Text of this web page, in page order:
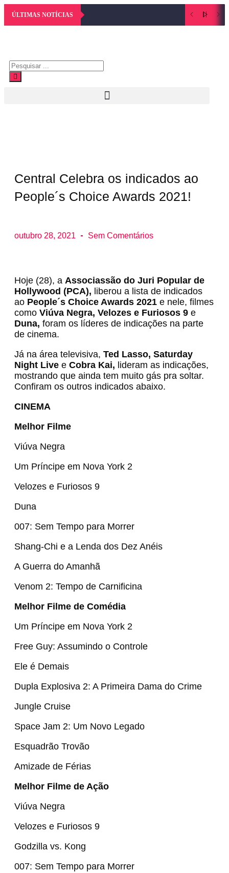
ÚLTIMAS NOTÍCIAS
Central Celebra os indicados ao
People´s Choice Awards 2021!
outubro 28, 2021 Sem Comentários
Hoje (28), a Associassão do Juri Popular de
Hollywood (PCA), liberou a lista de indicados
ao People´s Choice Awards 2021 e nele, filmes
como Viúva Negra, Velozes e Furiosos 9 e
Duna, foram os líderes de indicações na parte
de cinema.
Já na área televisiva, Ted Lasso, Saturday
Night Live e Cobra Kai, lideram as indicações,
mostrando que ainda tem muito gás pra soltar.
Confiram os outros indicados abaixo.
CINEMA
Melhor Filme
Viúva Negra
Um Príncipe em Nova York 2
Velozes e Furiosos 9
Duna
007: Sem Tempo para Morrer
Shang-Chi e a Lenda dos Dez Anéis
A Guerra do Amanhã
Venom 2: Tempo de Carnificina
Melhor Filme de Comédia
Um Príncipe em Nova York 2
Free Guy: Assumindo o Controle
Ele é Demais
Dupla Explosiva 2: A Primeira Dama do Crime
Jungle Cruise
Space Jam 2: Um Novo Legado
Esquadrão Trovão
Amizade de Férias
Melhor Filme de Ação
Viúva Negra
Velozes e Furiosos 9
Godzilla vs. Kong
007: Sem Tempo para Morrer